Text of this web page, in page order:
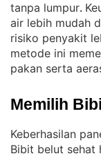
tanpa lumpur.
air lebih mudah
risiko penyakit
metode ini
pakan serta
Memilih
Keberhasilan
Bibit belut sehat